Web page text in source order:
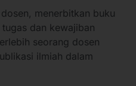
menerbitkan buku
dan kewajiban
seorang dosen
ilmiah dalam